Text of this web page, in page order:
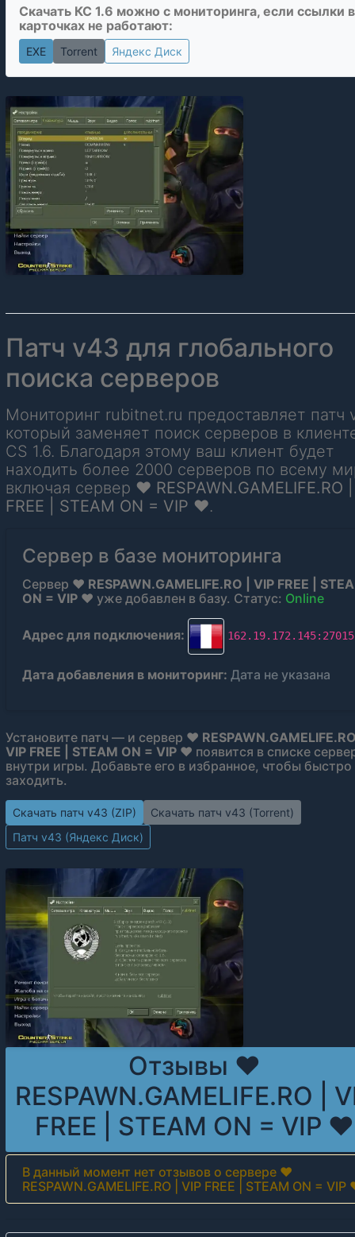
Скачать КС 1.6 можно с мониторинга, если ссылки в
карточках не работают:
EXE Torrent Яндекс Диск
Патч v43 для глобального
поиска серверов
Мониторинг rubitnet.ru предоставляет патч
который заменяет поиск серверов в
CS 1.6. Благодаря этому ваш клиент будет
находить более 2000 серверов по всему
включая сервер ❤ RESPAWN.GAMELIFE.RO
FREE | STEAM ON = VIP ❤.
Сервер в базе мониторинга
Сервер ❤ RESPAWN.GAMELIFE.RO | VIP FREE |
ON = VIP ❤ уже добавлен в базу. Статус: Online
Адрес для подключения: 162.19.172.145:27015
Дата добавления в мониторинг: Дата не указана
Установите патч — и сервер ❤
VIP FREE | STEAM ON = VIP ❤ появится в списке
внутри игры. Добавьте его в избранное, чтобы быстро
заходить.
Скачать патч v43 (ZIP)
Скачать патч v43 (Torrent)
Патч v43 (Яндекс Диск)
Отзывы ❤
RESPAWN.GAMELIFE.RO |
FREE | STEAM ON = VIP ❤
В данный момент нет отзывов о сервере ❤
RESPAWN.GAMELIFE.RO | VIP FREE | STEAM ON = VIP